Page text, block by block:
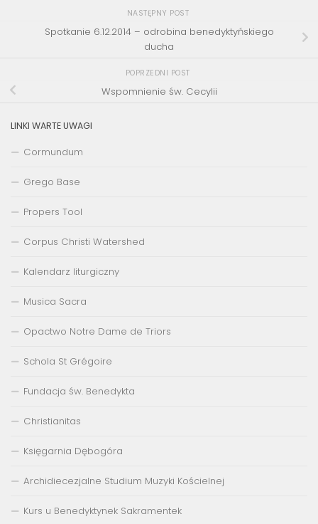
NASTĘPNY POST
Spotkanie 6.12.2014 – odrobina benedyktyńskiego
ducha
POPRZEDNI POST
Wspomnienie św. Cecylii
LINKI WARTE UWAGI
Cormundum
Grego Base
Propers Tool
Corpus Christi Watershed
Kalendarz liturgiczny
Musica Sacra
Opactwo Notre Dame de Triors
Schola St Grégoire
Fundacja św. Benedykta
Christianitas
Księgarnia Dębogóra
Archidiecezjalne Studium Muzyki Kościelnej
Kurs u Benedyktynek Sakramentek